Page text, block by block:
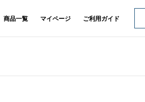
商品一覧 マイページ ご利用ガイド